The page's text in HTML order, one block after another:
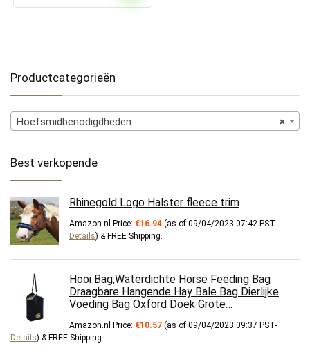
Productcategorieën
×
Hoefsmidbenodigdheden
Best verkopende
Rhinegold Logo Halster fleece trim
Amazon.nl Price: €16.94 (as of 09/04/2023 07:42 PST-
Details) & FREE Shipping
Hooi Bag,Waterdichte Horse Feeding Bag
Draagbare Hangende Hay Bale Bag Dierlijke
Voeding Bag Oxford Doek Grote…
Amazon.nl Price: €10.57 (as of 09/04/2023 09:37 PST-
Details) & FREE Shipping